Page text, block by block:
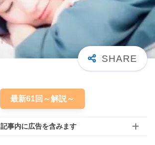
最新61回～解説～
記事内に広告を含みます